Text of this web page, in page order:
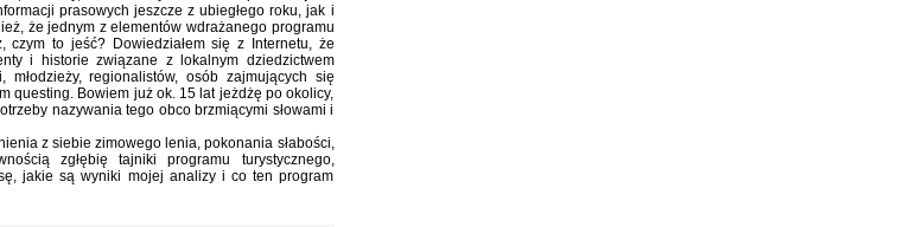
prasowych jeszcze z ubiegłego roku, jak i
że jednym z elementów wdrażanego programu
to jeść? Dowiedziałem się z Internetu, że
i historie związane z lokalnym dziedzictwem
regionalistów, osób zajmujących się
questing. Bowiem już ok. 15 lat jeżdżę po okolicy,
nazywania tego obco brzmiącymi słowami i
z siebie zimowego lenia, pokonania słabości,
zgłębię tajniki programu turystycznego,
jakie są wyniki mojej analizy i co ten program